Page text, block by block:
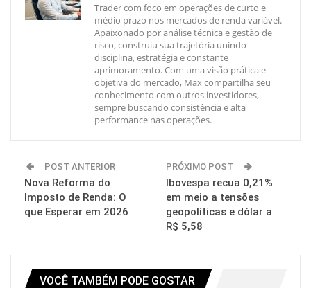
Trader com foco em operações de curto e
médio prazo nos mercados de renda variável.
Apaixonado por análise técnica e gestão de
risco, construiu sua trajetória unindo
disciplina, estratégia e constante
aprimoramento. Com uma visão prática e
objetiva do mercado, Max compartilha seu
conhecimento com outros investidores,
sempre buscando consistência e alta
performance nas operações.
POST ANTERIOR
Nova Reforma do
Imposto de Renda: O
que Esperar em 2026
PRÓXIMO POST
Ibovespa recua 0,21%
em meio a tensões
geopolíticas e dólar a
R$ 5,58
VOCÊ TAMBÉM PODE GOSTAR